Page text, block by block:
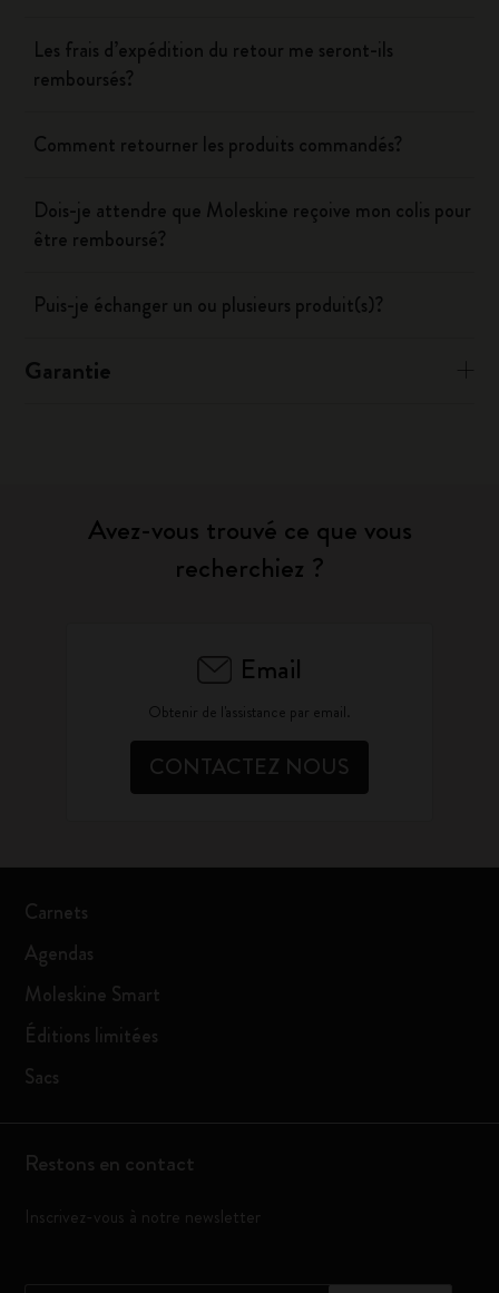
Les frais d’expédition du retour me seront-ils
remboursés?
Comment retourner les produits commandés?
Dois-je attendre que Moleskine reçoive mon colis pour
être remboursé?
Puis-je échanger un ou plusieurs produit(s)?
Garantie
Avez-vous trouvé ce que vous
recherchiez ?
Email
Obtenir de l'assistance par email.
CONTACTEZ NOUS
Carnets
Agendas
Moleskine Smart
Éditions limitées
Sacs
Restons en contact
Inscrivez-vous à notre newsletter